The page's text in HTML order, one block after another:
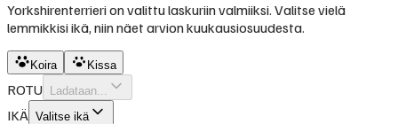
Yorkshirenterrieri on valittu laskuriin valmiiksi. Valitse vielä
lemmikkisi ikä, niin näet arvion kuukausiosuudesta.
Koira Kissa
ROTU Ladataan...
IKÄ Valitse ikä